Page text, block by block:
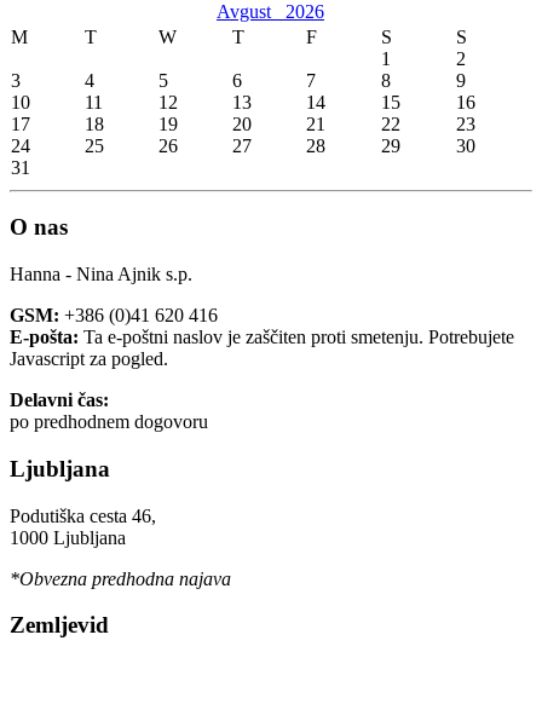
Avgust 2026
M
T W T F S
S
1
2
3
4 5 6 7 8
9
10
11 12 13 14 15
16
17
18 19 20 21 22
23
24
25 26 27 28 29
30
31
O nas
Hanna - Nina Ajnik s.p.
GSM: +386 (0)41 620 416
E-pošta: Ta e-poštni naslov je zaščiten proti smetenju. Potrebujete
Javascript za pogled.
Delavni čas:
po predhodnem dogovoru
Ljubljana
Podutiška cesta 46,
1000 Ljubljana
*Obvezna predhodna najava
Zemljevid